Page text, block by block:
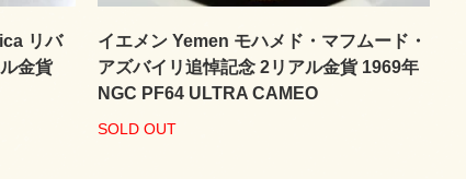
リバ
金貨
イエメン Yemen モハメド・マフムード・
アズバイリ追悼記念 2リアル金貨 1969年
NGC PF64 ULTRA CAMEO
SOLD OUT